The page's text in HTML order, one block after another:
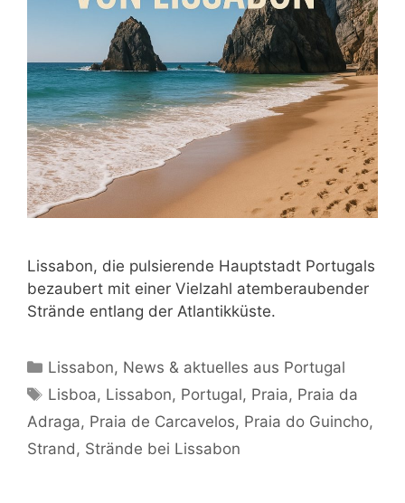
Lissabon, die pulsierende Hauptstadt Portugals
bezaubert mit einer Vielzahl atemberaubender
Strände entlang der Atlantikküste.
Kategorien
Lissabon, News & aktuelles aus Portugal
Schlagwörter
Lisboa, Lissabon, Portugal, Praia, Praia da
Adraga, Praia de Carcavelos, Praia do Guincho,
Strand, Strände bei Lissabon